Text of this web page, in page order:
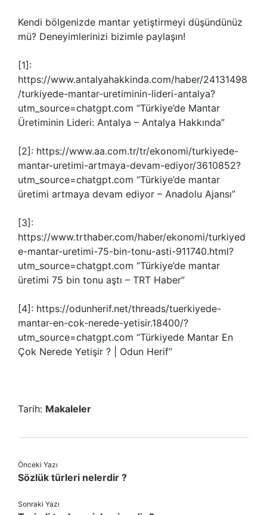
Kendi bölgenizde mantar yetiştirmeyi düşündünüz
mü? Deneyimlerinizi bizimle paylaşın!
[1]:
https://www.antalyahakkinda.com/haber/24131498
/turkiyede-mantar-uretiminin-lideri-antalya?
utm_source=chatgpt.com “Türkiye’de Mantar
Üretiminin Lideri: Antalya – Antalya Hakkında”
[2]: https://www.aa.com.tr/tr/ekonomi/turkiyede-
mantar-uretimi-artmaya-devam-ediyor/3610852?
utm_source=chatgpt.com “Türkiye’de mantar
üretimi artmaya devam ediyor – Anadolu Ajansı”
[3]:
https://www.trthaber.com/haber/ekonomi/turkiyed
e-mantar-uretimi-75-bin-tonu-asti-911740.html?
utm_source=chatgpt.com “Türkiye’de mantar
üretimi 75 bin tonu aştı – TRT Haber”
[4]: https://odunherif.net/threads/tuerkiyede-
mantar-en-cok-nerede-yetisir.18400/?
utm_source=chatgpt.com “Türkiyede Mantar En
Çok Nerede Yetişir ? | Odun Herif”
Tarih: Makaleler
Önceki Yazı
Sözlük türleri nelerdir ?
Sonraki Yazı